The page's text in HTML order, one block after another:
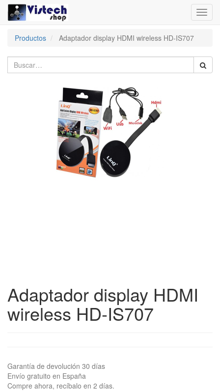
Productos
Adaptador display HDMI wireless HD-IS707
Adaptador display HDMI
wireless HD-IS707
Garantía de devolución 30 días
Envío gratuito en España
Compre ahora, recíbalo en 2 días.